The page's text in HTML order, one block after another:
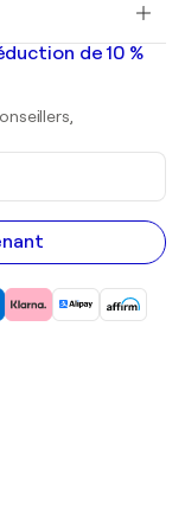
de 10 %